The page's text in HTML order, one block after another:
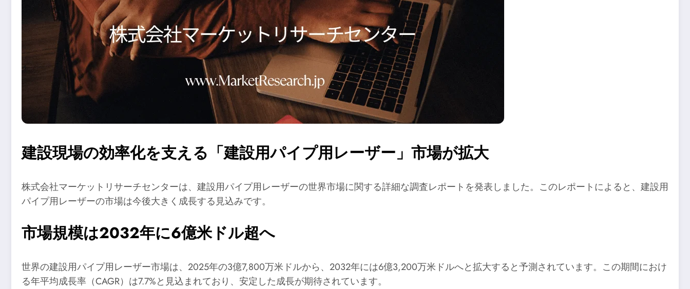
建設現場の効率化を支える「建設用パイプ用レーザー」市場が拡大
株式会社マーケットリサーチセンターは、建設用パイプ用レーザーの世界市場に関する詳細な調査レポートを発表しました。このレポートによると、建設用
パイプ用レーザーの市場は今後大きく成長する見込みです。
市場規模は2032年に6億米ドル超へ
世界の建設用パイプ用レーザー市場は、2025年の3億7,800万米ドルから、2032年には6億3,200万米ドルへと拡大すると予測されています。この期間におけ
る年平均成長率（CAGR）は7.7%と見込まれており、安定した成長が期待されています。